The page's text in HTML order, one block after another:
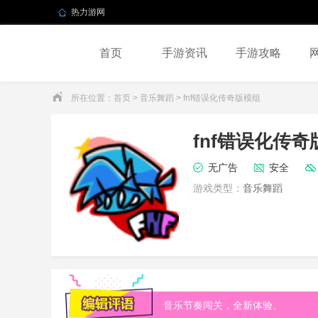
热力游网
首页 手游资讯 手游攻略
所在位置： 首页 > 音乐舞蹈 > fnf错误化传奇版模组
fnf错误化传奇
无广告
安全
游戏类型： 音乐舞蹈
音乐节奏闯关，全新体验。